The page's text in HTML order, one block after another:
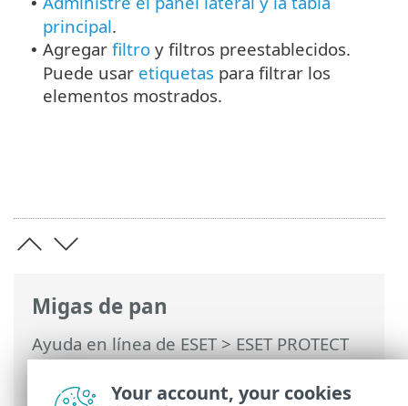
Migas de pan
Ayuda en línea de ESET>ESET PROTECT
On-Prem>Usar ESET PROTECT On-Prem
ESET PROTECT On-Prem Menú principal
principal.
• Agregar filtro y filtros preestablecidos.
Puede usar etiquetas para filtrar los
elementos mostrados.
Your account, your cookies